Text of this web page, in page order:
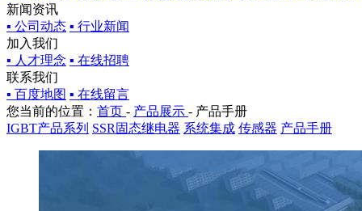
新闻资讯
▪ 公司动态 ▪ 行业新闻
加入我们
▪ 人才理念 ▪ 在线招聘
联系我们
▪ 百度地图 ▪ 在线留言
您当前的位置： 首页 - 产品展示 - 产品手册
IGBT产品系列 SSR固态继电器 系统集成 传感器 产品手册